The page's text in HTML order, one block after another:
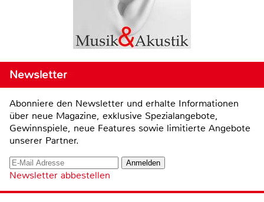
Newsletter
Abonniere den Newsletter und erhalte Informationen
über neue Magazine, exklusive Spezialangebote,
Gewinnspiele, neue Features sowie limitierte Angebote
unserer Partner.
Newsletter abbestellen